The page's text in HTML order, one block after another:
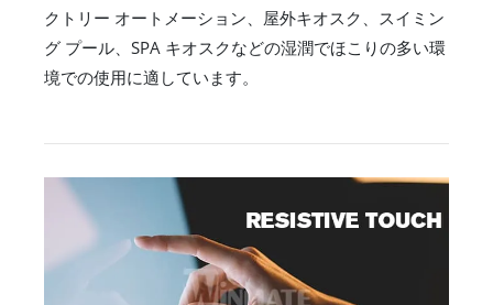
クトリー オートメーション、屋外キオスク、スイミン
グ プール、SPA キオスクなどの湿潤でほこりの多い環
境での使用に適しています。